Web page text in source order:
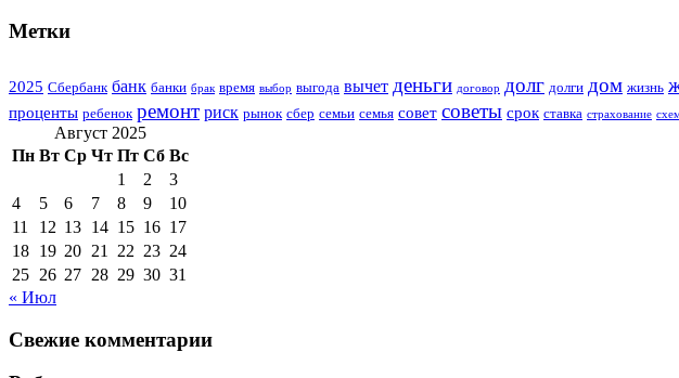
Метки
2025 Сбербанк банк банки брак время выбор выгода вычет деньги договор долг долги дом жизнь
проценты ребенок ремонт риск рынок сбер семьи семья совет советы срок ставка страхование
Август 2025
Пн Вт Ср Чт Пт Сб Вс
1
2
3
4
5 6 7 8 9
10
11
12 13 14 15 16 17
18 19 20 21 22 23 24
25 26 27 28 29 30 31
« Июл
Свежие комментарии